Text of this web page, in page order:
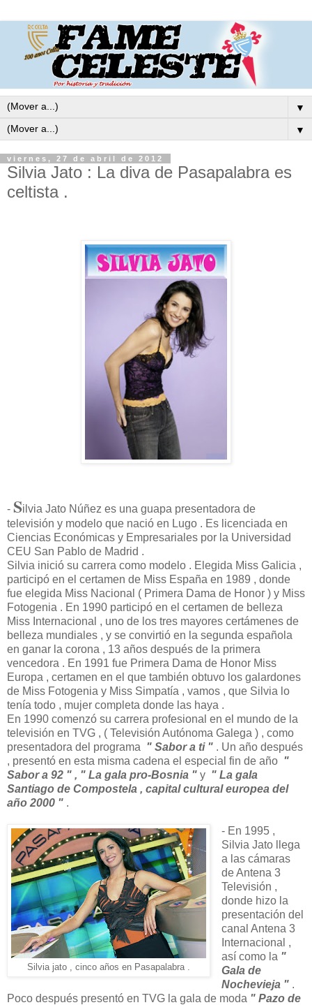
▼
▼
viernes, 27 de abril de 2012
Silvia Jato : La diva de Pasapalabra es
celtista .
- Silvia Jato Núñez es una guapa presentadora de
televisión y modelo que nació en Lugo . Es licenciada en
Ciencias Económicas y Empresariales por la Universidad
CEU San Pablo de Madrid .
Silvia inició su carrera como modelo . Elegida Miss Galicia ,
participó en el certamen de Miss España en 1989 , donde
fue elegida Miss Nacional ( Primera Dama de Honor ) y Miss
Fotogenia . En 1990 participó en el certamen de belleza
Miss Internacional , uno de los tres mayores certámenes de
belleza mundiales , y se convirtió en la segunda española
en ganar la corona , 13 años después de la primera
vencedora . En 1991 fue Primera Dama de Honor Miss
Europa , certamen en el que también obtuvo los galardones
de Miss Fotogenia y Miss Simpatía , vamos , que Silvia lo
tenía todo , mujer completa donde las haya .
En 1990 comenzó su carrera profesional en el mundo de la
televisión en TVG , ( Televisión Autónoma Galega ) , como
presentadora del programa " Sabor a ti " . Un año después
, presentó en esta misma cadena el especial fin de año "
Sabor a 92 " , " La gala pro-Bosnia " y " La gala
Santiago de Compostela , capital cultural europea del
año 2000 " .
Silvia jato , cinco años en Pasapalabra .
- En 1995 ,
Silvia Jato llega
a las cámaras
de Antena 3
Televisión ,
donde hizo la
presentación del
canal Antena 3
Internacional ,
así como la "
Gala de
Nochevieja ".
Poco después presentó en TVG la gala de moda " Pazo de